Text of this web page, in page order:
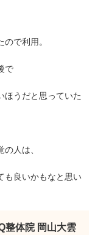
で利用。
で
ほうだと思っていた
人は、
も良いかもなと思い
整体院 岡山大雲